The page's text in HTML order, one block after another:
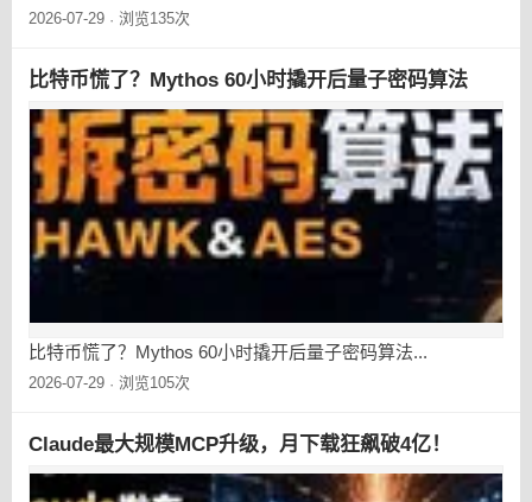
2026-07-29 · 浏览135次
比特币慌了？Mythos 60小时撬开后量子密码算法
比特币慌了？Mythos 60小时撬开后量子密码算法...
2026-07-29 · 浏览105次
Claude最大规模MCP升级，月下载狂飙破4亿！